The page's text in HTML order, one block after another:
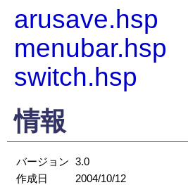
arusave.hsp
menubar.hsp
switch.hsp
情報
バージョン 3.0
作成日
2004/10/12